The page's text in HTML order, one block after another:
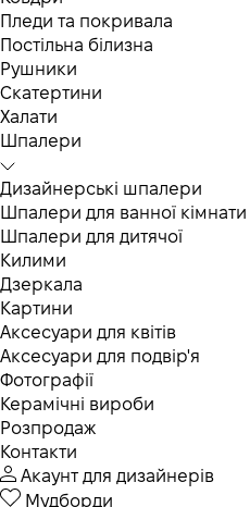
Пледи та покривала
Постільна білизна
Рушники
Скатертини
Халати
Шпалери
Дизайнерські шпалери
Шпалери для ванної кімнати
Шпалери для дитячої
Килими
Дзеркала
Картини
Аксесуари для квітів
Аксесуари для подвір'я
Фотографії
Керамічні вироби
Розпродаж
Контакти
Акаунт для дизайнерів
Мудборди